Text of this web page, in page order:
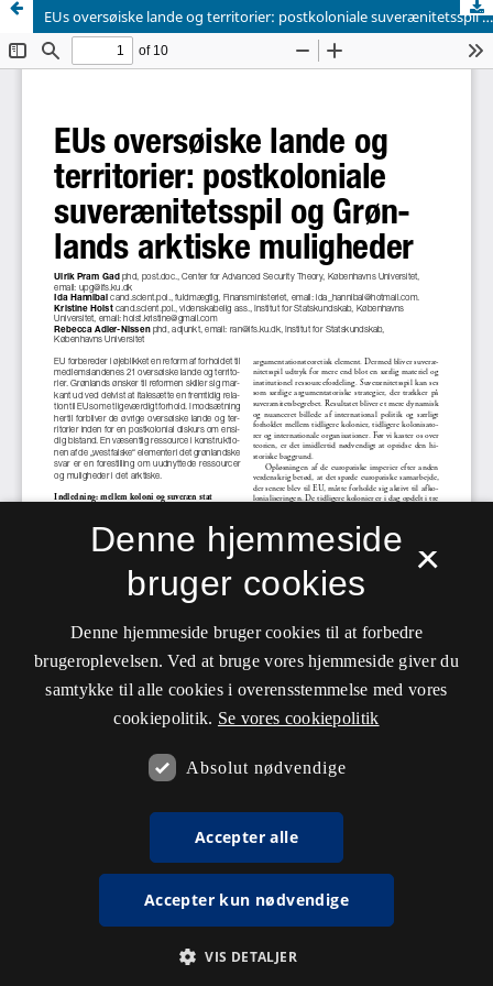
EUs oversøiske lande og territorier: postkoloniale suverænitetsspil og Grønlands arktiske muligheder
×
Denne hjemmeside
bruger cookies
Denne hjemmeside bruger cookies til at forbedre
brugeroplevelsen. Ved at bruge vores hjemmeside giver du
samtykke til alle cookies i overensstemmelse med vores
cookiepolitik. Se vores cookiepolitik
Absolut nødvendige
Accepter alle
Accepter kun nødvendige
VIS DETALJER